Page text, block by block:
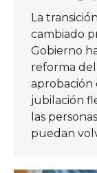
La
cambiado
Gobierno
reforma del
aprobación
jubilación
las
puedan